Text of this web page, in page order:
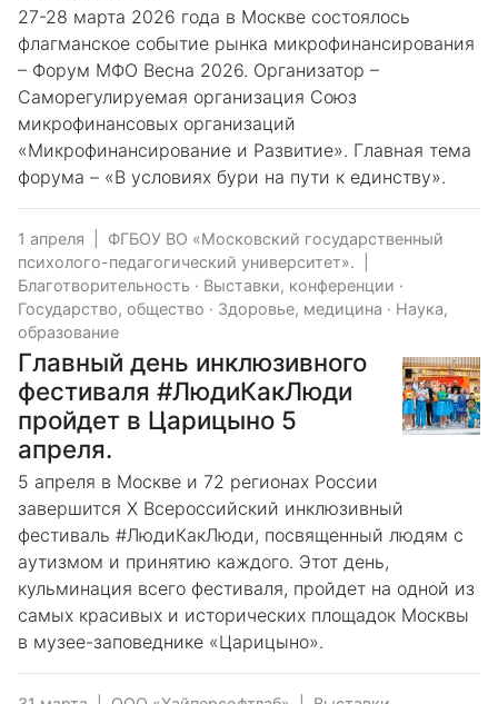
27-28 марта 2026 года в Москве состоялось
флагманское событие рынка микрофинансирования
– Форум МФО Весна 2026. Организатор –
Саморегулируемая организация Союз
микрофинансовых организаций
«Микрофинансирование и Развитие». Главная тема
форума – «В условиях бури на пути к единству».
1 апреля
ФГБОУ ВО «Московский государственный
психолого-педагогический университет».
Благотворительность · Выставки, конференции ·
Государство, общество · Здоровье, медицина · Наука,
образование
Главный день инклюзивного
фестиваля #ЛюдиКакЛюди
пройдет в Царицыно 5
апреля.
5 апреля в Москве и 72 регионах России
завершится X Всероссийский инклюзивный
фестиваль #ЛюдиКакЛюди, посвященный людям с
аутизмом и принятию каждого. Этот день,
кульминация всего фестиваля, пройдет на одной из
самых красивых и исторических площадок Москвы
в музее-заповеднике «Царицыно».